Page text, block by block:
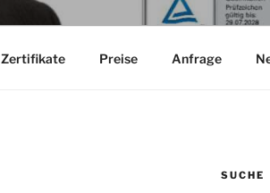
Zertifikate Preise Anfrage
SUCHE